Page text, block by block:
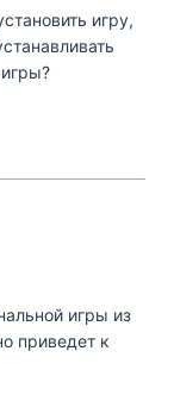
игру,
игры из
приведет к